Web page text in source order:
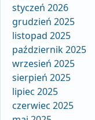
styczeń 2026
grudzień 2025
listopad 2025
październik 2025
wrzesień 2025
sierpień 2025
lipiec 2025
czerwiec 2025